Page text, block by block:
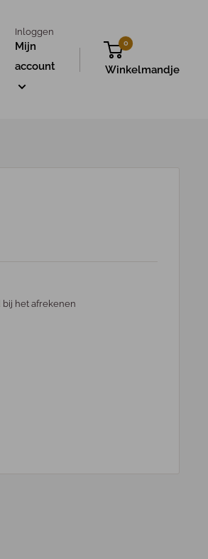
Inloggen
Mijn
account
0
Winkelmandje
bij het afrekenen